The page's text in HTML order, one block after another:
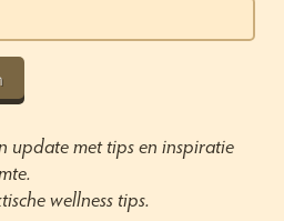
update met tips en inspiratie
wellness tips.